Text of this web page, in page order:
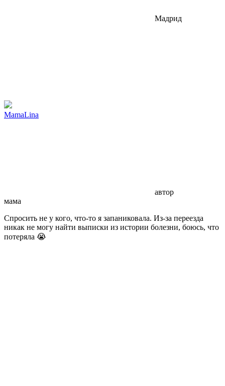
Мадрид
МаmaLina
автор
мама
Спросить не у кого, что-то я запаниковала. Из-за переезда
никак не могу найти выписки из истории болезни, боюсь, что
потеряла 😭